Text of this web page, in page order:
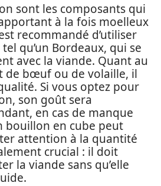
sont les composants qui
à la fois moelleux
recommandé d’utiliser
qu’un Bordeaux, qui se
avec la viande. Quant au
de bœuf ou de volaille, il
Si vous optez pour
son goût sera
en cas de manque
bouillon en cube peut
attention à la quantité
crucial : il doit
la viande sans qu’elle